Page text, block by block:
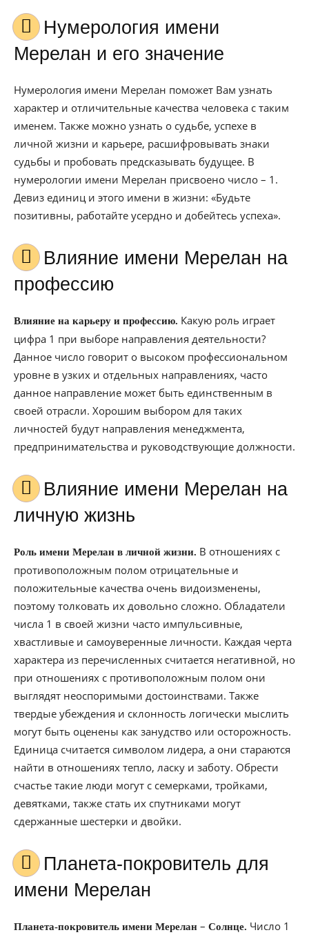
Нумерология имени
Мерелан и его значение
Нумерология имени Мерелан поможет Вам узнать
характер и отличительные качества человека с таким
именем. Также можно узнать о судьбе, успехе в
личной жизни и карьере, расшифровывать знаки
судьбы и пробовать предсказывать будущее. В
нумерологии имени Мерелан присвоено число – 1.
Девиз единиц и этого имени в жизни: «Будьте
позитивны, работайте усердно и добейтесь успеха».
Влияние имени Мерелан на
профессию
Влияние на карьеру и профессию. Какую роль играет
цифра 1 при выборе направления деятельности?
Данное число говорит о высоком профессиональном
уровне в узких и отдельных направлениях, часто
данное направление может быть единственным в
своей отрасли. Хорошим выбором для таких
личностей будут направления менеджмента,
предпринимательства и руководствующие должности.
Влияние имени Мерелан на
личную жизнь
Роль имени Мерелан в личной жизни. В отношениях с
противоположным полом отрицательные и
положительные качества очень видоизменены,
поэтому толковать их довольно сложно. Обладатели
числа 1 в своей жизни часто импульсивные,
хвастливые и самоуверенные личности. Каждая черта
характера из перечисленных считается негативной, но
при отношениях с противоположным полом они
выглядят неоспоримыми достоинствами. Также
твердые убеждения и склонность логически мыслить
могут быть оценены как занудство или осторожность.
Единица считается символом лидера, а они стараются
найти в отношениях тепло, ласку и заботу. Обрести
счастье такие люди могут с семерками, тройками,
девятками, также стать их спутниками могут
сдержанные шестерки и двойки.
Планета-покровитель для
имени Мерелан
Планета-покровитель имени Мерелан – Солнце. Число 1